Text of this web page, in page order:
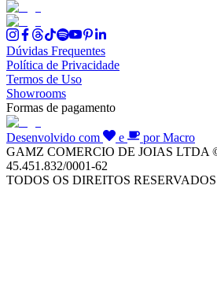
Dúvidas Frequentes
Política de Privacidade
Termos de Uso
Showrooms
Formas de pagamento
Desenvolvido com e
por Macro
GAMZ COMERCIO DE JOIAS LTDA
45.451.832/0001-62
TODOS OS DIREITOS RESERVADOS